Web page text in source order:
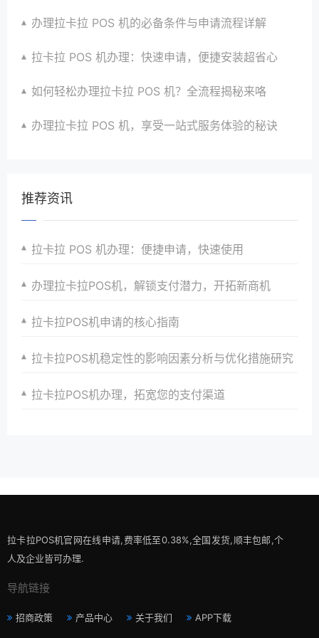
办理拉卡拉 POS 机的必备条件与申请流程详解
拉卡拉 POS 机办理：快速申请，便捷安装超省心
如何轻松办理拉卡拉 POS 机？全流程揭秘来咯
办理拉卡拉 POS 机，享受一站式服务体验的秘诀
推荐资讯
拉卡拉 POS 机办理：便捷申请，快速使用
办理拉卡拉POS机，解锁支付潜力，开拓新商机
拉卡拉POS机申请的核心指南
拉卡拉POS机稳定性的影响因素分析与优化措施研究
拉卡拉POS机办理，拓宽您的支付渠道
拉卡拉POS机官网在线申请,费率低至0.38%,全国发货,顺丰包邮,个
人及企业皆可办理.
导航链接
招商政策 产品中心 关于我们 APP下载